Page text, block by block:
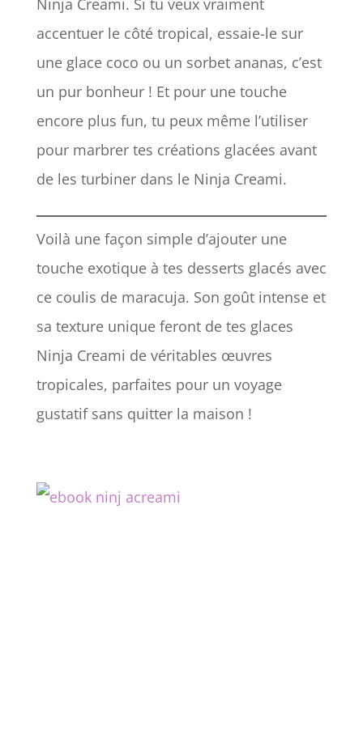
Ninja Creami. Si tu veux vraiment
accentuer le côté tropical, essaie-le sur
une glace coco ou un sorbet ananas, c’est
un pur bonheur ! Et pour une touche
encore plus fun, tu peux même l’utiliser
pour marbrer tes créations glacées avant
de les turbiner dans le Ninja Creami.
Voilà une façon simple d’ajouter une
touche exotique à tes desserts glacés avec
ce coulis de maracuja. Son goût intense et
sa texture unique feront de tes glaces
Ninja Creami de véritables œuvres
tropicales, parfaites pour un voyage
gustatif sans quitter la maison !